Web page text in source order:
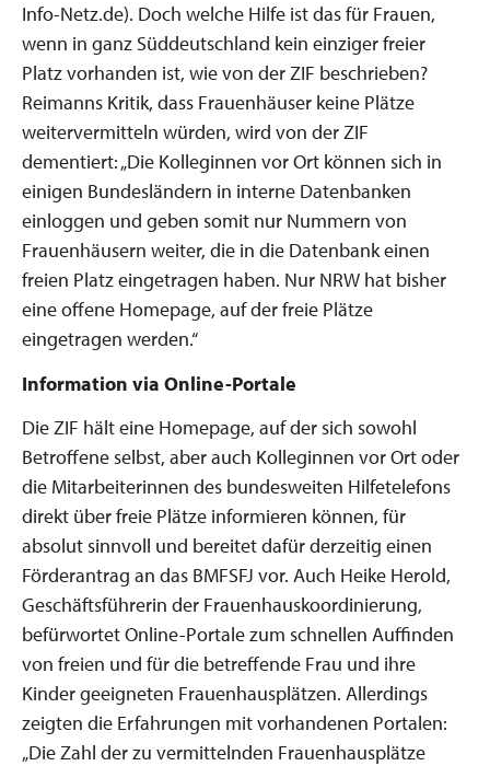
Info-Netz.de). Doch welche Hilfe ist das für Frauen,
wenn in ganz Süddeutschland kein einziger freier
Platz vorhanden ist, wie von der ZIF beschrieben?
Reimanns Kritik, dass Frauenhäuser keine Plätze
weitervermitteln würden, wird von der ZIF
dementiert: „Die Kolleginnen vor Ort können sich in
einigen Bundesländern in interne Datenbanken
einloggen und geben somit nur Nummern von
Frauenhäusern weiter, die in die Datenbank einen
freien Platz eingetragen haben. Nur NRW hat bisher
eine offene Homepage, auf der freie Plätze
eingetragen werden.“
Information via Online-Portale
Die ZIF hält eine Homepage, auf der sich sowohl
Betroffene selbst, aber auch Kolleginnen vor Ort oder
die Mitarbeiterinnen des bundesweiten Hilfetelefons
direkt über freie Plätze informieren können, für
absolut sinnvoll und bereitet dafür derzeitig einen
Förderantrag an das BMFSFJ vor. Auch Heike Herold,
Geschäftsführerin der Frauenhauskoordinierung,
befürwortet Online-Portale zum schnellen Auffinden
von freien und für die betreffende Frau und ihre
Kinder geeigneten Frauenhausplätzen. Allerdings
zeigten die Erfahrungen mit vorhandenen Portalen:
„Die Zahl der zu vermittelnden Frauenhausplätze